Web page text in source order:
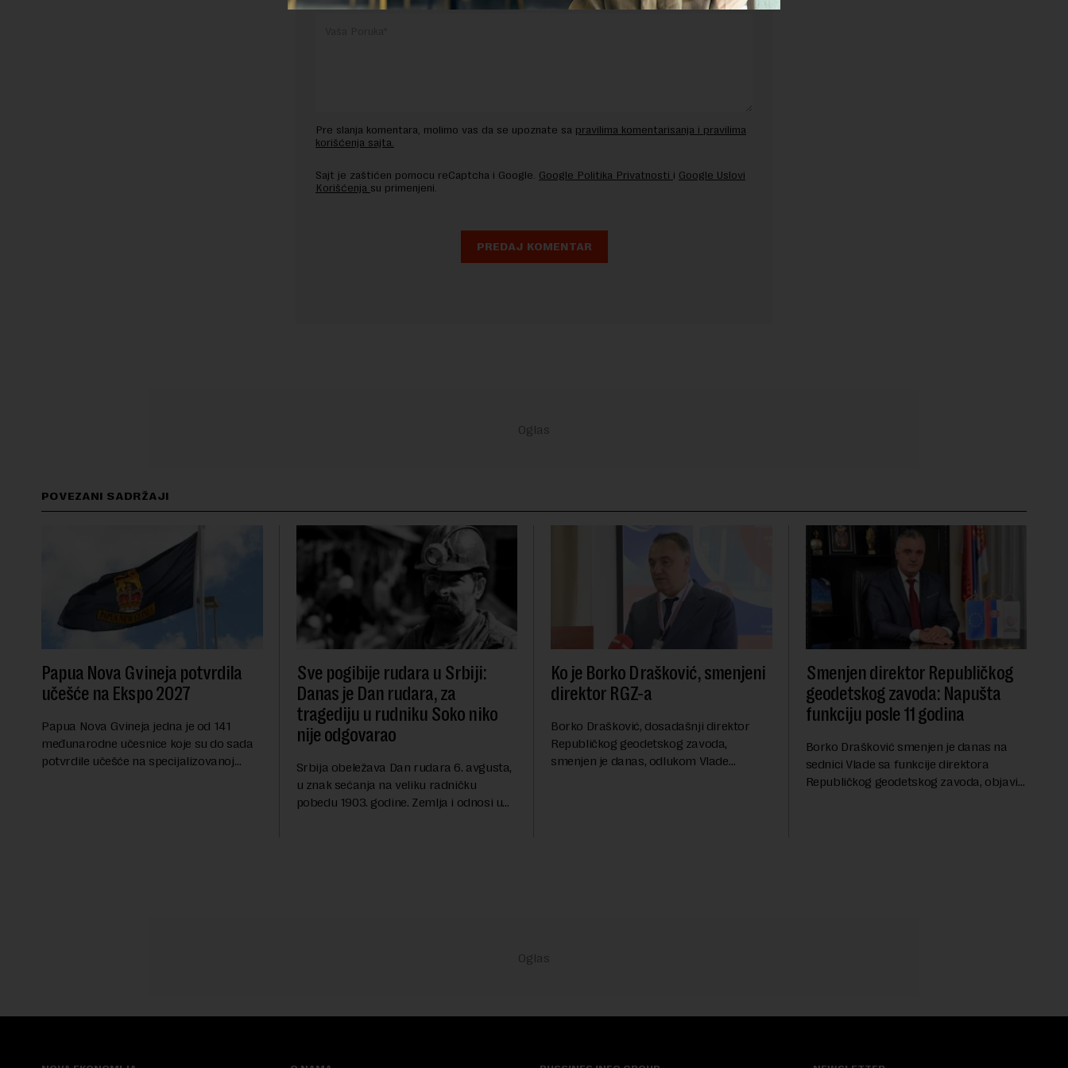
Pre slanja komentara, molimo vas da se upoznate sa pravilima komentarisanja i pravilima
korišćenja sajta.
Sajt je zaštićen pomocu reCaptcha i Google. Google Politika Privatnosti i Google Uslovi
Korišćenja su primenjeni.
POVEZANI SADRŽAJI
Papua Nova Gvineja potvrdila
učešće na Ekspo 2027
Papua Nova Gvineja jedna je od 141
međunarodne učesnice koje su do sada
potvrdile učešće na specijalizovanoj
Sve pogibije rudara u Srbiji:
Danas je Dan rudara, za
tragediju u rudniku Soko niko
nije odgovarao
Srbija obeležava Dan rudara 6. avgusta,
u znak sećanja na veliku radničku
pobedu 1903. godine. Zemlja i odnosi u
Ko je Borko Drašković, smenjeni
direktor RGZ-a
Borko Drašković, dosadašnji direktor
Republičkog geodetskog zavoda,
smenjen je danas, odlukom Vlade
Smenjen direktor Republičkog
geodetskog zavoda: Napušta
funkciju posle 11 godina
Borko Drašković smenjen je danas na
sednici Vlade sa funkcije direktora
Republičkog geodetskog zavoda, objavio